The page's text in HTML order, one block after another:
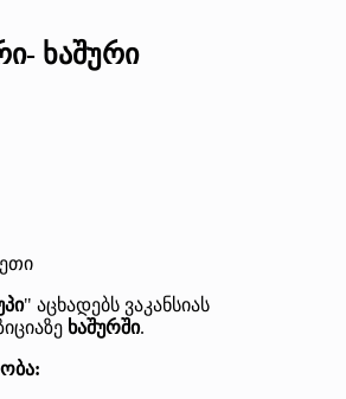
ხაშური
" აცხადებს ვაკანსიას
ხაშურში.